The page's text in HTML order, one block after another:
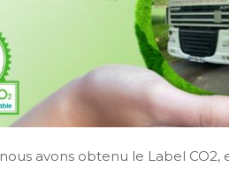
avons obtenu le Label